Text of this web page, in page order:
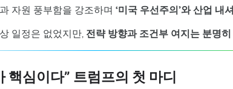
자원 풍부함을 강조하며‘미국 우선주의’와 산업 내
일정은 없었지만, 전략 방향과 조건부 여지는 분명
핵심이다” 트럼프의 첫 마디